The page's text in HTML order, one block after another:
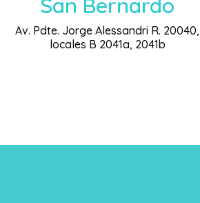
San Bernardo
Av. Pdte. Jorge Alessandri R. 20040,
locales B 2041a, 2041b